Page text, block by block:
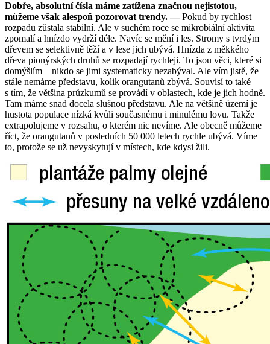
Dobře, absolutní čísla máme zatížena značnou nejistotou,
můžeme však alespoň pozorovat trendy. —Pokud by rychlost
rozpadu zůstala stabilní. Ale v suchém roce se mikrobiální aktivita
zpomalí a hnízdo vydrží déle. Navíc se mění i les. Stromy s tvrdým
dřevem se selektivně těží a v lese jich ubývá. Hnízda z měkkého
dřeva pionýrských druhů se rozpadají rychleji. To jsou věci, které si
domýšlím – nikdo se jimi systematicky nezabýval. Ale vím jistě, že
stále nemáme představu, kolik orangutanů zbývá. Souvisí to také
s tím, že většina průzkumů se provádí v oblastech, kde je jich hodně.
Tam máme snad docela slušnou představu. Ale na většině území je
hustota populace nízká kvůli současnému i minulému lovu. Takže
extrapolujeme v rozsahu, o kterém nic nevíme. Ale obecně můžeme
říct, že orangutanů v posledních 50 000 letech rychle ubývá. Víme
to, protože se už nevyskytují v místech, kde kdysi žili.